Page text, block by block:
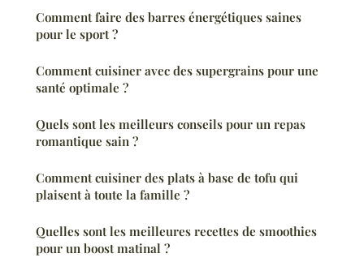
Comment faire des barres énergétiques saines
pour le sport ?
Comment cuisiner avec des supergrains pour une
santé optimale ?
Quels sont les meilleurs conseils pour un repas
romantique sain ?
Comment cuisiner des plats à base de tofu qui
plaisent à toute la famille ?
Quelles sont les meilleures recettes de smoothies
pour un boost matinal ?